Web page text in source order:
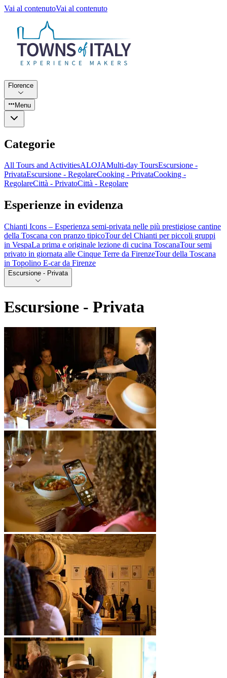
Vai al contenutoVai al contenuto
Florence
Menu
Categorie
All Tours and ActivitiesALOJAMulti-day ToursEscursione -
PrivataEscursione - RegolareCooking - PrivataCooking -
RegolareCittà - PrivatoCittà - Regolare
Esperienze in evidenza
Chianti Icons – Esperienza semi-privata nelle più prestigiose cantine
della Toscana con pranzo tipicoTour del Chianti per piccoli gruppi
in VespaLa prima e originale lezione di cucina ToscanaTour semi
privato in giornata alle Cinque Terre da FirenzeTour della Toscana
in Topolino E-car da Firenze
Escursione - Privata
Escursione - Privata